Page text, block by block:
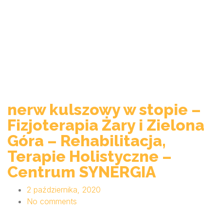
nerw kulszowy w stopie –
Fizjoterapia Żary i Zielona
Góra – Rehabilitacja,
Terapie Holistyczne –
Centrum SYNERGIA
2 października, 2020
No comments